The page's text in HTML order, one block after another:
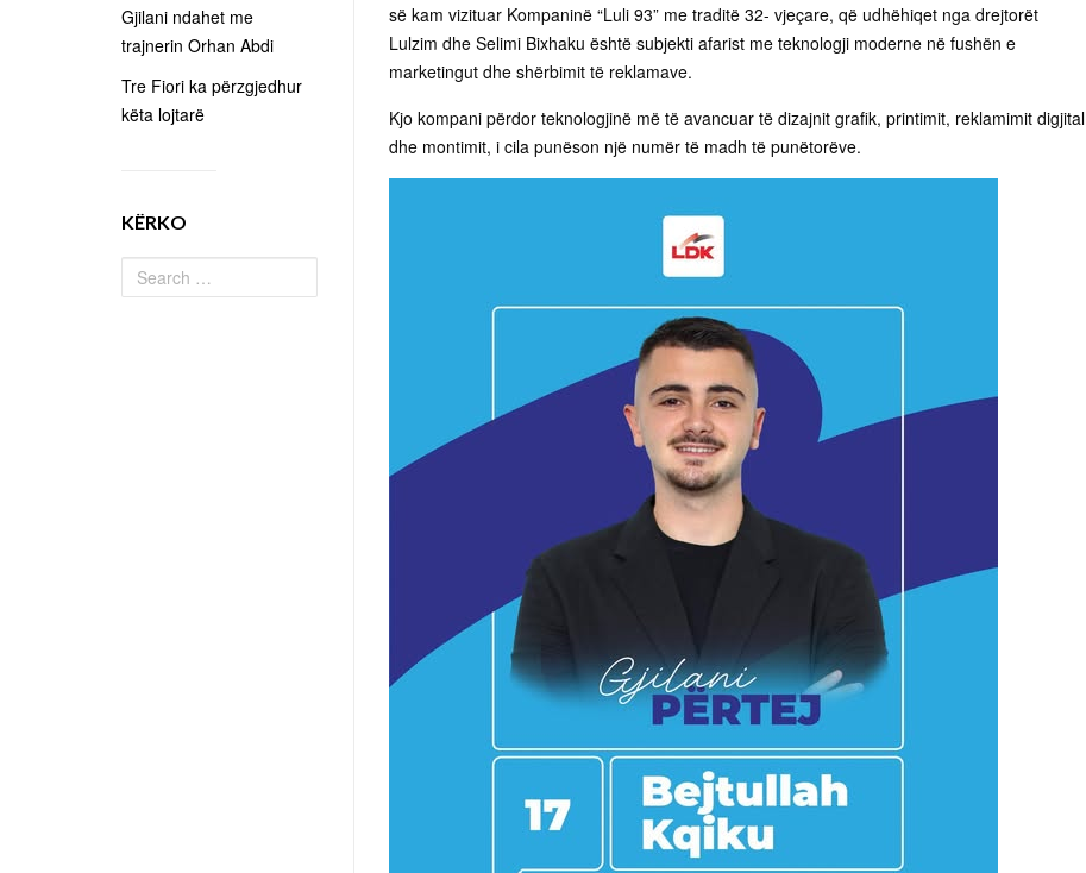
së kam vizituar Kompaninë “Luli 93” me traditë 32- vjeçare, që udhëhiqet nga drejtorët
Lulzim dhe Selimi Bixhaku është subjekti afarist me teknologji moderne në fushën e
marketingut dhe shërbimit të reklamave.
Kjo kompani përdor teknologjinë më të avancuar të dizajnit grafik, printimit, reklamimit digjital
dhe montimit, i cila punëson një numër të madh të punëtorëve.
Gjilani ndahet me
trajnerin Orhan Abdi
Tre Fiori ka përzgjedhur
këta lojtarë
KËRKO